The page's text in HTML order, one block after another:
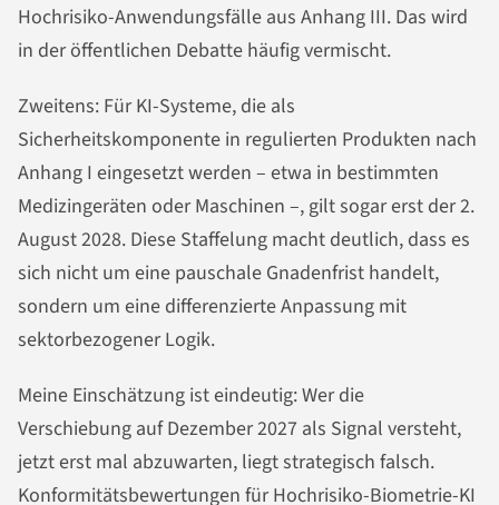
Hochrisiko-Anwendungsfälle aus Anhang III. Das wird
in der öffentlichen Debatte häufig vermischt.
Zweitens: Für KI-Systeme, die als
Sicherheitskomponente in regulierten Produkten nach
Anhang I eingesetzt werden – etwa in bestimmten
Medizingeräten oder Maschinen –, gilt sogar erst der 2.
August 2028. Diese Staffelung macht deutlich, dass es
sich nicht um eine pauschale Gnadenfrist handelt,
sondern um eine differenzierte Anpassung mit
sektorbezogener Logik.
Meine Einschätzung ist eindeutig: Wer die
Verschiebung auf Dezember 2027 als Signal versteht,
jetzt erst mal abzuwarten, liegt strategisch falsch.
Konformitätsbewertungen für Hochrisiko-Biometrie-KI